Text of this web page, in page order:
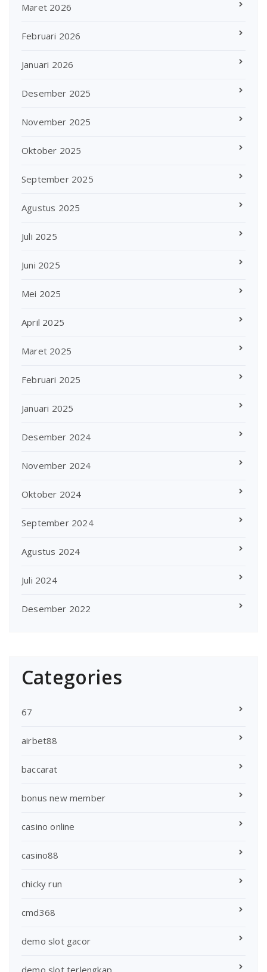
Maret 2026
Februari 2026
Januari 2026
Desember 2025
November 2025
Oktober 2025
September 2025
Agustus 2025
Juli 2025
Juni 2025
Mei 2025
April 2025
Maret 2025
Februari 2025
Januari 2025
Desember 2024
November 2024
Oktober 2024
September 2024
Agustus 2024
Juli 2024
Desember 2022
Categories
67
airbet88
baccarat
bonus new member
casino online
casino88
chicky run
cmd368
demo slot gacor
demo slot terlengkap